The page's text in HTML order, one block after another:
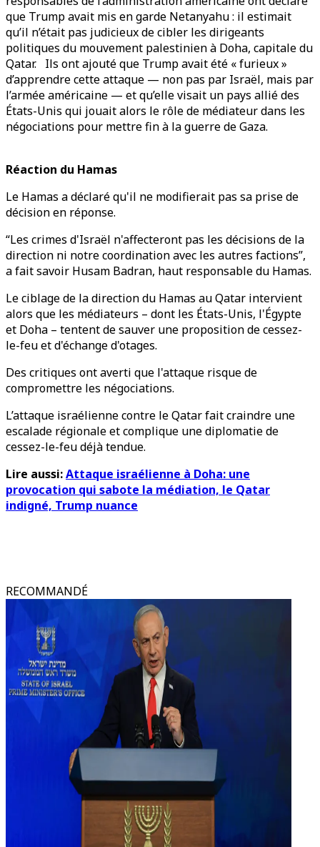
que Trump avait mis en garde Netanyahu : il estimait
qu’il n’était pas judicieux de cibler les dirigeants
politiques du mouvement palestinien à Doha, capitale du
Qatar. Ils ont ajouté que Trump avait été « furieux »
d’apprendre cette attaque — non pas par Israël, mais par
l’armée américaine — et qu’elle visait un pays allié des
États-Unis qui jouait alors le rôle de médiateur dans les
négociations pour mettre fin à la guerre de Gaza.
Réaction du Hamas
Le Hamas a déclaré qu'il ne modifierait pas sa prise de
décision en réponse.
“Les crimes d'Israël n'affecteront pas les décisions de la
direction ni notre coordination avec les autres factions”,
a fait savoir Husam Badran, haut responsable du Hamas.
Le ciblage de la direction du Hamas au Qatar intervient
alors que les médiateurs – dont les États-Unis, l'Égypte
et Doha – tentent de sauver une proposition de cessez-
le-feu et d'échange d'otages.
Des critiques ont averti que l'attaque risque de
compromettre les négociations.
L’attaque israélienne contre le Qatar fait craindre une
escalade régionale et complique une diplomatie de
cessez-le-feu déjà tendue.
Lire aussi:Attaque israélienne à Doha: une
provocation qui sabote la médiation, le Qatar
indigné, Trump nuance
RECOMMANDÉ